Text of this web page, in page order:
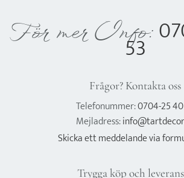
För mer Info:
53
Frågor? Kontakta oss
Telefonummer:0704-25
Mejladress:
Skicka ett meddelande via
Trygga köp och